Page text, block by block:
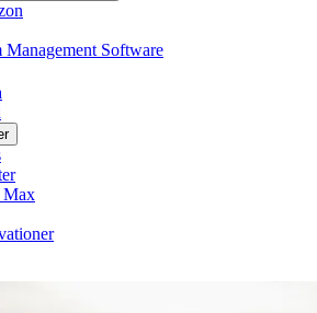
Management Software
Max